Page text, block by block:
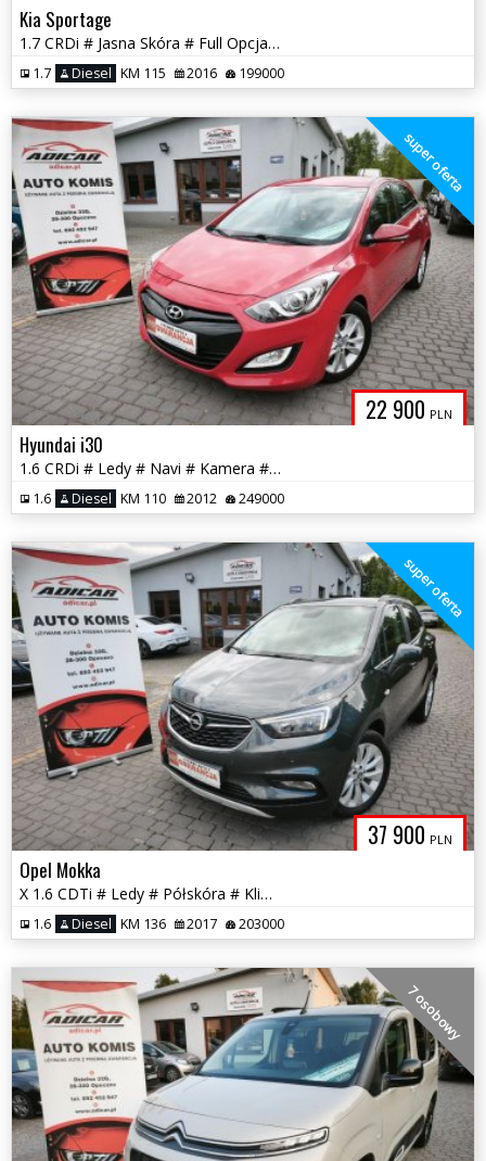
Kia Sportage
1.7 CRDi # Jasna Skóra # Full Opcja # Piękna # Serwis # GWARANCJA !!
1.7 Diesel KM 115 2016 199000
22 900 PLN
super oferta
Hyundai i30
1.6 CRDi # Ledy # Navi # Kamera # Półskóra # PDC # GWARANCJA !!!
1.6 Diesel KM 110 2012 249000
37 900 PLN
super oferta
Opel Mokka
X 1.6 CDTi # Ledy # Półskóra # Klimatronik # Kamera # GWARANCJA!!!
1.6 Diesel KM 136 2017 203000
7 osobowy